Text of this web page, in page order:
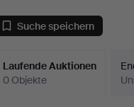
Suche speichern
Laufende Auktionen
0 Objekte